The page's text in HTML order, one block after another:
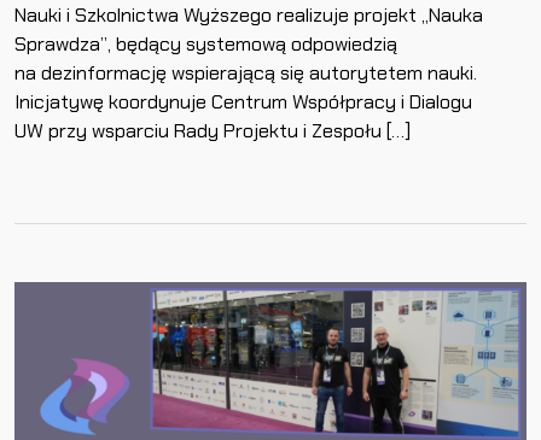
Nauki i Szkolnictwa Wyższego realizuje projekt „Nauka
Sprawdza”, będący systemową odpowiedzią
na dezinformację wspierającą się autorytetem nauki.
Inicjatywę koordynuje Centrum Współpracy i Dialogu
UW przy wsparciu Rady Projektu i Zespołu […]